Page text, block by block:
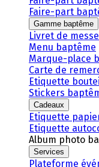
Faire-part
Gamme baptême
Livret de
Menu baptême
Marque-place
Carte de
Etiquette
Stickers
Cadeaux
Etiquette
Etiquette
Album photo
Services
Plateforme